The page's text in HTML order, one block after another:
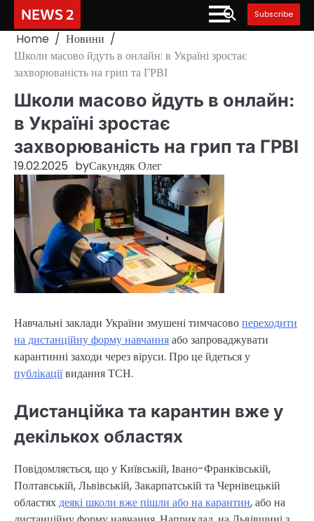
content
NEWS 2 Subscribe
Home
Новини
Школи масово йдуть в онлайн: в Україні зростає
захворюваність на грип та ГРВІ
Школи масово йдуть в онлайн:
в Україні зростає
захворюваність на грип та ГРВІ
19.02.2025 byСакундяк Олег
Навчальні заклади України змушені тимчасовопереходити
на дистанційну форму навчанняабо запроваджувати
карантинні заходи через віруси. Про це йдеться у
публікаціївидання ТСН.
Дистанційка та карантин вже у
декількох областях
Повідомляється, що у Київській, Івано-Франківській,
Полтавській, Львівській, Закарпатській та Чернівецькій
областяхдеякі школи вже пішли або на карантин, або на